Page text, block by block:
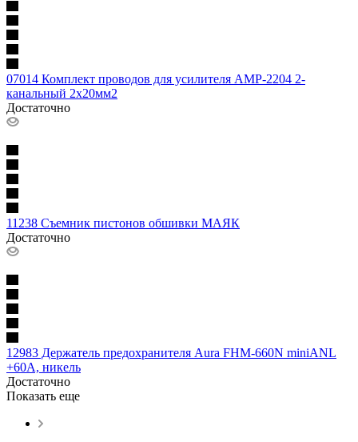
07014 Комплект проводов для усилителя AMP-2204 2-
канальный 2х20мм2
Достаточно
11238 Съемник пистонов обшивки МАЯК
Достаточно
12983 Держатель предохранителя Aura FHM-660N miniANL
+60A, никель
Достаточно
Показать еще